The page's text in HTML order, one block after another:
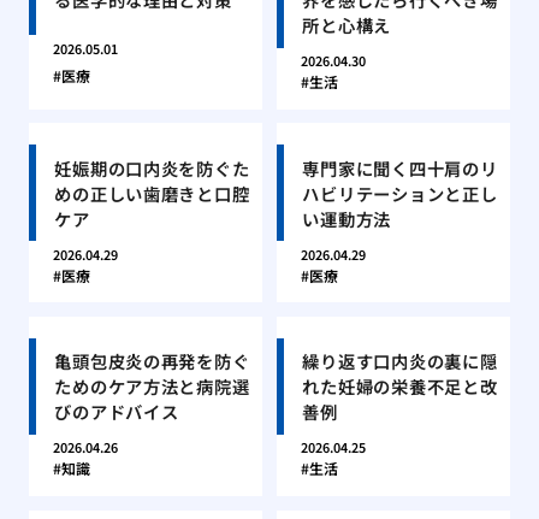
2026.05.01
医療
所と心構え
2026.04.30
生活
妊娠期の口内炎を防ぐた
めの正しい歯磨きと口腔
ケア
2026.04.29
医療
専門家に聞く四十肩のリ
ハビリテーションと正し
い運動方法
2026.04.29
医療
亀頭包皮炎の再発を防ぐ
ためのケア方法と病院選
びのアドバイス
2026.04.26
知識
繰り返す口内炎の裏に隠
れた妊婦の栄養不足と改
善例
2026.04.25
生活